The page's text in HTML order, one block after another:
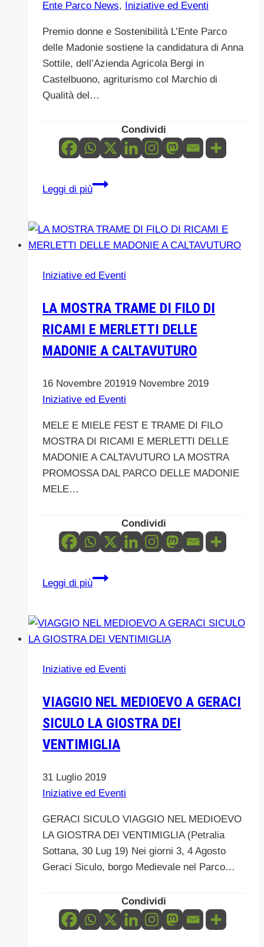
Ente Parco News, Iniziative ed Eventi
Premio donne e Sostenibilità L’Ente Parco
delle Madonie sostiene la candidatura di Anna
Sottile, dell’Azienda Agricola Bergi in
Castelbuono, agriturismo col Marchio di
Qualità del…
Condividi
Leggi di più
PREMIO
SOSTENIBILITA’-
SOSTENIAMO
CANDIDATURA
ANNA
SOTTILE
BERGI
Iniziative ed Eventi
LA MOSTRA TRAME DI FILO DI
RICAMI E MERLETTI DELLE
MADONIE A CALTAVUTURO
16 Novembre 201919 Novembre 2019
Iniziative ed Eventi
MELE E MIELE FEST E TRAME DI FILO
MOSTRA DI RICAMI E MERLETTI DELLE
MADONIE A CALTAVUTURO LA MOSTRA
PROMOSSA DAL PARCO DELLE MADONIE
MELE…
Condividi
Leggi di più
LA
DI
FILO
RICAMI
MERLETTI
DELLE
A
Iniziative ed Eventi
VIAGGIO NEL MEDIOEVO A GERACI
SICULO LA GIOSTRA DEI
VENTIMIGLIA
31 Luglio 2019
Iniziative ed Eventi
GERACI SICULO VIAGGIO NEL MEDIOEVO
LA GIOSTRA DEI VENTIMIGLIA (Petralia
Sottana, 30 Lug 19) Nei giorni 3, 4 Agosto
Geraci Siculo, borgo Medievale nel Parco…
Condividi